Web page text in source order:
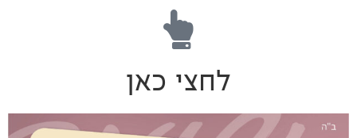
לחצי כאן